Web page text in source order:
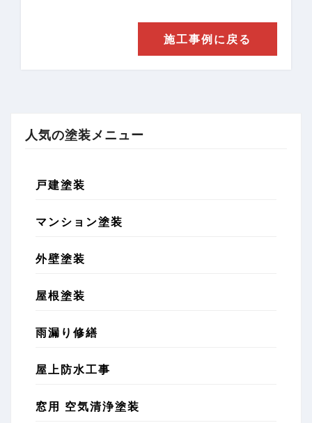
施工事例に戻る
人気の塗装メニュー
戸建塗装
マンション塗装
外壁塗装
屋根塗装
雨漏り修繕
屋上防水工事
窓用 空気清浄塗装